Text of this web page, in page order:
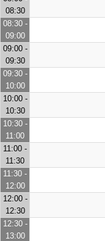
08:30
08:30 -
09:00
09:00 -
09:30
09:30 -
10:00
10:00 -
10:30
10:30 -
11:00
11:00 -
11:30
11:30 -
12:00
12:00 -
12:30
12:30 -
13:00